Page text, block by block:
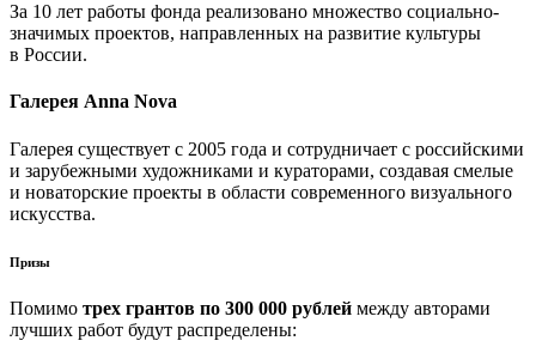
За 10 лет работы фонда реализовано множество социально-
значимых проектов, направленных на развитие культуры
в России.
Галерея Anna Nova
Галерея существует с 2005 года и сотрудничает с российскими
и зарубежными художниками и кураторами, создавая смелые
и новаторские проекты в области современного визуального
искусства.
Призы
Помимо трех грантов по 300 000 рублей между авторами
лучших работ будут распределены: